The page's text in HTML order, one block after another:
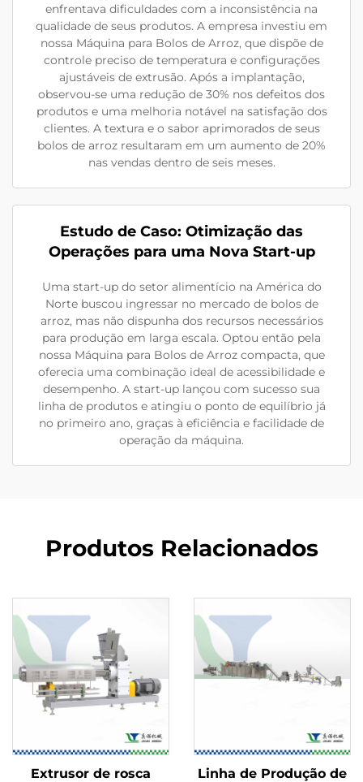
enfrentava dificuldades com a inconsistência na
qualidade de seus produtos. A empresa investiu em
nossa Máquina para Bolos de Arroz, que dispõe de
controle preciso de temperatura e configurações
ajustáveis de extrusão. Após a implantação,
observou-se uma redução de 30% nos defeitos dos
produtos e uma melhoria notável na satisfação dos
clientes. A textura e o sabor aprimorados de seus
bolos de arroz resultaram em um aumento de 20%
nas vendas dentro de seis meses.
Estudo de Caso: Otimização das
Operações para uma Nova Start-up
Uma start-up do setor alimentício na América do
Norte buscou ingressar no mercado de bolos de
arroz, mas não dispunha dos recursos necessários
para produção em larga escala. Optou então pela
nossa Máquina para Bolos de Arroz compacta, que
oferecia uma combinação ideal de acessibilidade e
desempenho. A start-up lançou com sucesso sua
linha de produtos e atingiu o ponto de equilíbrio já
no primeiro ano, graças à eficiência e facilidade de
operação da máquina.
Produtos Relacionados
Extrusor de rosca
Linha de Produção de